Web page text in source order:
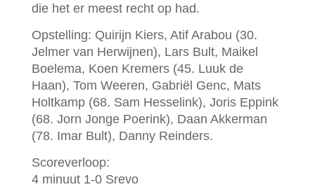
die het er meest recht op had.
Opstelling: Quirijn Kiers, Atif Arabou (30.
Jelmer van Herwijnen), Lars Bult, Maikel
Boelema, Koen Kremers (45. Luuk de
Haan), Tom Weeren, Gabriël Genc, Mats
Holtkamp (68. Sam Hesselink), Joris Eppink
(68. Jorn Jonge Poerink), Daan Akkerman
(78. Imar Bult), Danny Reinders.
Scoreverloop:
4 minuut 1-0 Srevo